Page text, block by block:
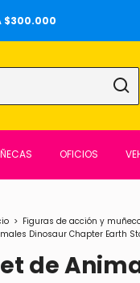
⚡️
OFICIOS
> Figuras de acción y
Dinosaur Chapter Earth
de